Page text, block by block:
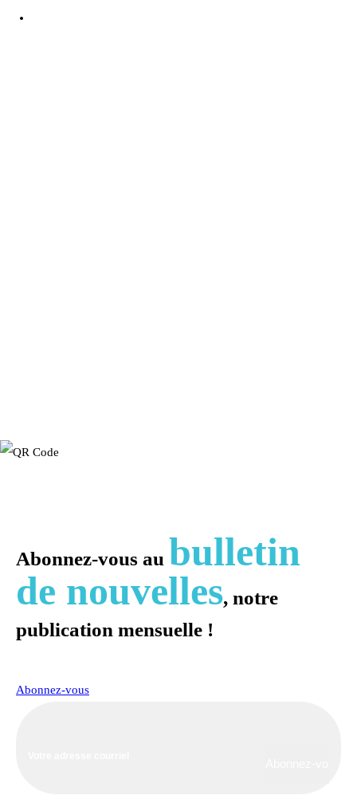
Abonnez-vous au bulletin
de nouvelles, notre
publication mensuelle !
Abonnez-vous